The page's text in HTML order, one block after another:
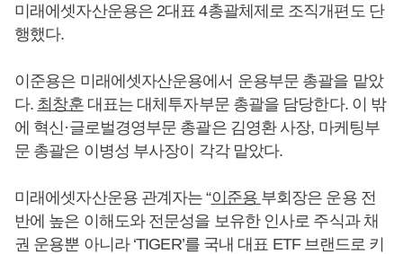
미래에셋자산운용은 2대표 4총괄체제로 조직개편도 단
행했다.
이준용은 미래에셋자산운용에서 운용부문 총괄을 맡았
다. 최창훈대표는 대체투자부문 총괄을 담당한다. 이 밖
에 혁신·글로벌경영부문 총괄은 김영환 사장, 마케팅부
문 총괄은 이병성 부사장이 각각 맡았다.
미래에셋자산운용 관계자는 “이준용 부회장은 운용 전
반에 높은 이해도와 전문성을 보유한 인사로 주식과 채
권 운용뿐 아니라 ‘TIGER’를 국내 대표 ETF 브랜드로 키